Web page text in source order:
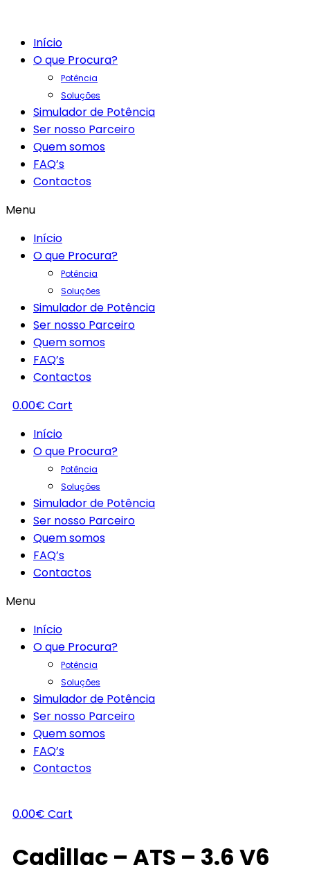
Início
O que Procura?
Potência
Soluções
Simulador de Potência
Ser nosso Parceiro
Quem somos
FAQ’s
Contactos
Menu
Início
O que Procura?
Potência
Soluções
Simulador de Potência
Ser nosso Parceiro
Quem somos
FAQ’s
Contactos
0.00€ Cart
Início
O que Procura?
Potência
Soluções
Simulador de Potência
Ser nosso Parceiro
Quem somos
FAQ’s
Contactos
Menu
Início
O que Procura?
Potência
Soluções
Simulador de Potência
Ser nosso Parceiro
Quem somos
FAQ’s
Contactos
0.00€ Cart
Cadillac – ATS – 3.6 V6